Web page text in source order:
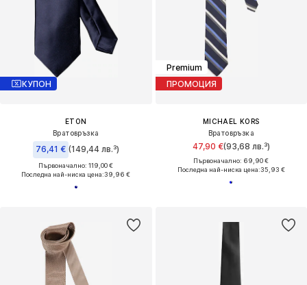
КУПОН
ETON
Вратовръзка
76,41 € (149,44 лв.³)
Първоначално: 119,00 €
Последна най-ниска цена:39,96 €
Premium
ПРОМОЦИЯ
MICHAEL KORS
Вратовръзка
47,90 €(93,68 лв.³)
Първоначално: 69,90 €
Последна най-ниска цена:35,93 €